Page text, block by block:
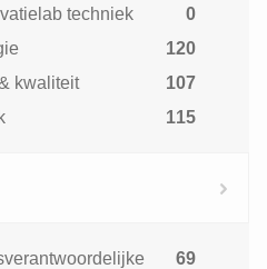
techniek
0
120
kwaliteit
107
115
69